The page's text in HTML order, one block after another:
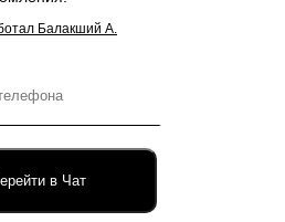
Балакший А.
в Чат